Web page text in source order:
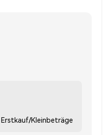
Erstkauf/Kleinbeträge